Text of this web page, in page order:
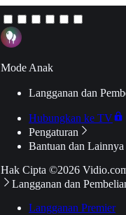
Mode Anak
Langganan dan
Hubungkan ke TV
Pengaturan
Bantuan dan Lainnya
Hak Cipta ©2026
Langganan dan
Langganan Premier